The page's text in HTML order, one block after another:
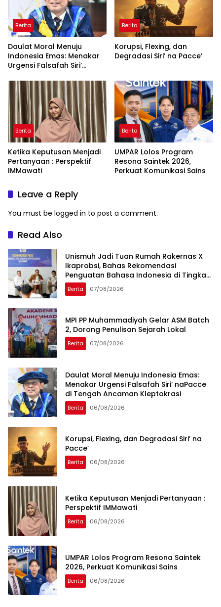
Berita
Daulat Moral Menuju
Indonesia Emas: Menakar
Urgensi Falsafah Siri’
Ancaman Kleptokrasi
Berita
Korupsi, Flexing, dan
Degradasi Siri’ na Pacce’
Berita
Ketika Keputusan Menjadi
Pertanyaan : Perspektif
IMMawati
Berita
UMPAR Lolos Program
Resona Saintek 2026,
Perkuat Komunikasi Sains
Leave a Reply
You must be logged in to post a comment.
Read Also
Unismuh Jadi Tuan Rumah Rakernas X
Ikaprobsi, Bahas Rekomendasi
Penguatan Bahasa Indonesia di Tingkat
Global
Berita 07/08/2026
MPI PP Muhammadiyah Gelar ASM Batch
2, Dorong Penulisan Sejarah Lokal
Berita 07/08/2026
Daulat Moral Menuju Indonesia Emas:
Menakar Urgensi Falsafah Siri’ naPacce
di Tengah Ancaman Kleptokrasi
Berita 06/08/2026
Korupsi, Flexing, dan Degradasi Siri’ na
Pacce’
Berita 06/08/2026
Ketika Keputusan Menjadi Pertanyaan :
Perspektif IMMawati
Berita 06/08/2026
UMPAR Lolos Program Resona Saintek
2026, Perkuat Komunikasi Sains
Berita 06/08/2026